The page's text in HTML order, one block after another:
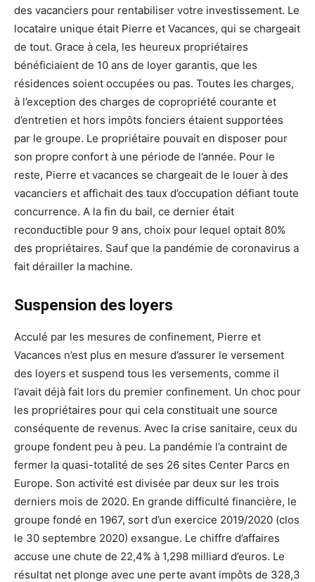
des vacanciers pour rentabiliser votre investissement. Le
locataire unique était Pierre et Vacances, qui se chargeait
de tout. Grace à cela, les heureux propriétaires
bénéficiaient de 10 ans de loyer garantis, que les
résidences soient occupées ou pas. Toutes les charges,
à l’exception des charges de copropriété courante et
d’entretien et hors impôts fonciers étaient supportées
par le groupe. Le propriétaire pouvait en disposer pour
son propre confort à une période de l’année. Pour le
reste, Pierre et vacances se chargeait de le louer à des
vacanciers et affichait des taux d’occupation défiant toute
concurrence. A la fin du bail, ce dernier était
reconductible pour 9 ans, choix pour lequel optait 80%
des propriétaires. Sauf que la pandémie de coronavirus a
fait dérailler la machine.
Suspension des loyers
Acculé par les mesures de confinement, Pierre et
Vacances n’est plus en mesure d’assurer le versement
des loyers et suspend tous les versements, comme il
l’avait déjà fait lors du premier confinement. Un choc pour
les propriétaires pour qui cela constituait une source
conséquente de revenus. Avec la crise sanitaire, ceux du
groupe fondent peu à peu. La pandémie l’a contraint de
fermer la quasi-totalité de ses 26 sites Center Parcs en
Europe. Son activité est divisée par deux sur les trois
derniers mois de 2020. En grande difficulté financière, le
groupe fondé en 1967, sort d’un exercice 2019/2020 (clos
le 30 septembre 2020) exsangue. Le chiffre d’affaires
accuse une chute de 22,4% à 1,298 milliard d’euros. Le
résultat net plonge avec une perte avant impôts de 328,3